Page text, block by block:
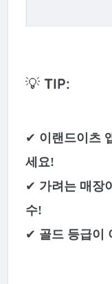
💡 TIP:
✔ 이랜드이츠
세요!
✔ 가려는 매장
수!
✔ 골드 등급이